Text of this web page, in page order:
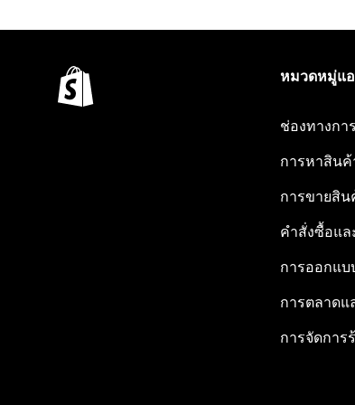
หมวดหมู่แ
ช่องทางกา
การหาสินค้
การขายสิน
คำสั่งซื้อแล
การออกแบ
การตลาดแ
การจัดการ